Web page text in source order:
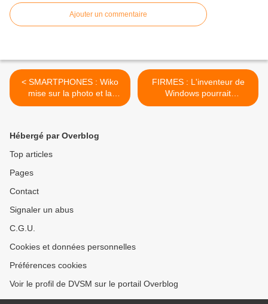
Ajouter un commentaire
< SMARTPHONES : Wiko
mise sur la photo et la
vidéo.
FIRMES : L'inventeur de
Windows pourrait
"restructurer"… >
Hébergé par Overblog
Top articles
Pages
Contact
Signaler un abus
C.G.U.
Cookies et données personnelles
Préférences cookies
Voir le profil de DVSM sur le portail Overblog